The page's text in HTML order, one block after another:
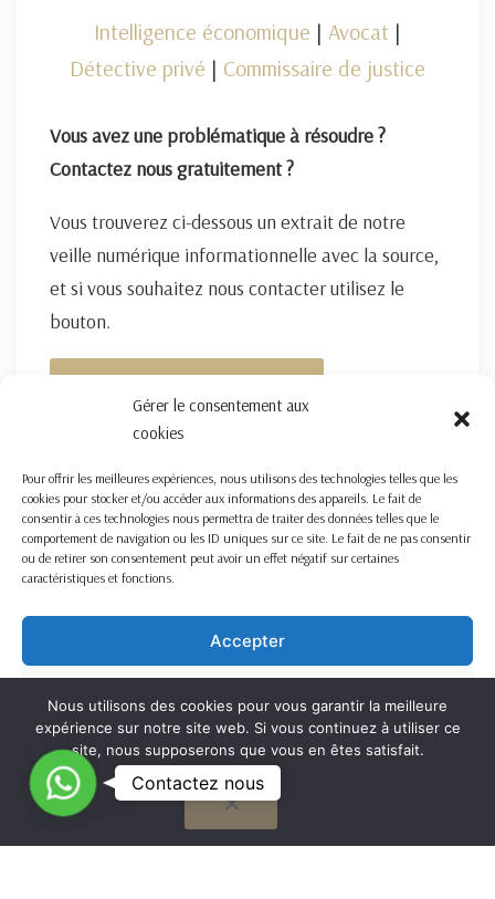
Gérer le consentement aux
cookies
Pour offrir les meilleures expériences, nous utilisons des technologies telles que les
cookies pour stocker et/ou accéder aux informations des appareils. Le fait de
consentir à ces technologies nous permettra de traiter des données telles que le
comportement de navigation ou les ID uniques sur ce site. Le fait de ne pas consentir
ou de retirer son consentement peut avoir un effet négatif sur certaines
caractéristiques et fonctions.
Accepter
Voir les préférences
Cookie Policy
Intelligence économique | Avocat |
Détective privé | Commissaire de justice
Vous avez une problématique à résoudre ?
Contactez nous gratuitement ?
Vous trouverez ci-dessous un extrait de notre
veille numérique informationnelle avec la source,
et si vous souhaitez nous contacter utilisez le
bouton.
Nous utilisons des cookies pour vous garantir la meilleure
expérience sur notre site web. Si vous continuez à utiliser ce
site, nous supposerons que vous en êtes satisfait.
OK
C
o
n
Contactez nous